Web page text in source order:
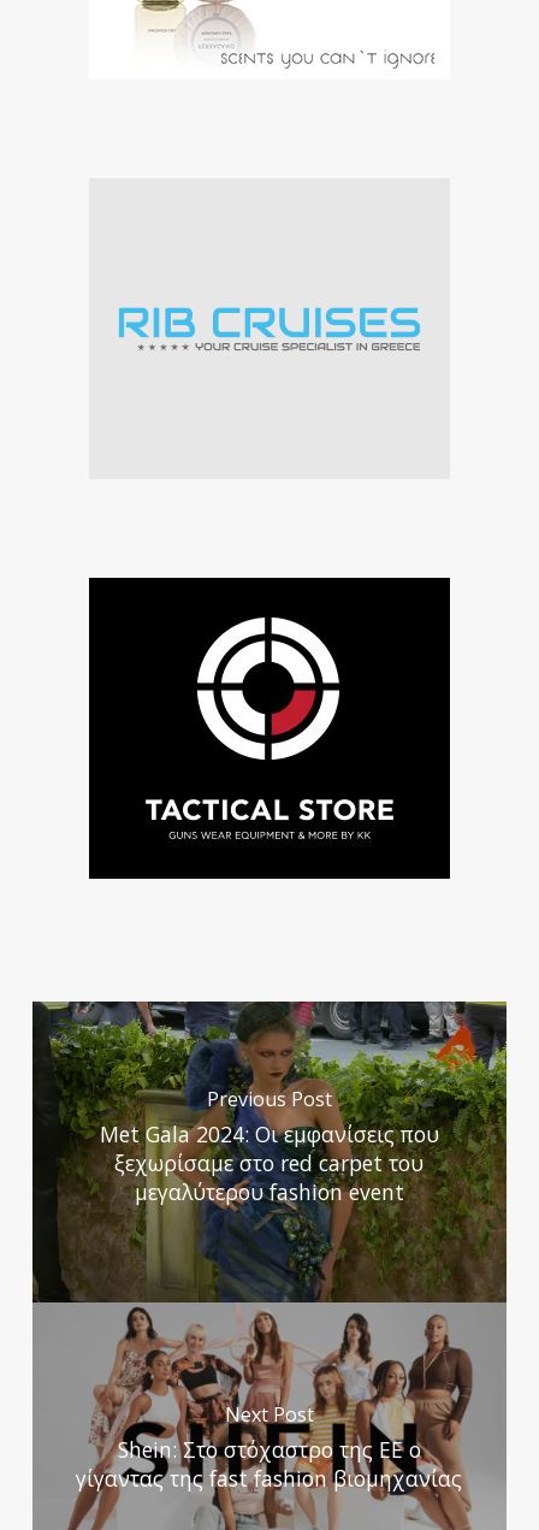
Previous Post
Met Gala 2024: Οι εμφανίσεις που
ξεχωρίσαμε στο red carpet του
μεγαλύτερου fashion event
Next Post
Shein: Στο στόχαστρο της ΕΕ ο
γίγαντας της fast fashion βιομηχανίας